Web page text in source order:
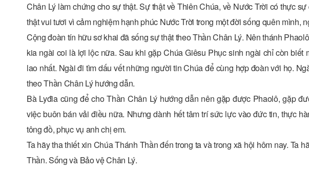
Chân Lý làm chứng cho sự thật. Sự thật về Thiên Chúa, về Nước Trời có thực
thật vui tươi vì cảm nghiệm hạnh phúc Nước Trời trong một đời sống quên mình,
Cộng đoàn tín hữu sơ khai đã sống sự thật theo Thần Chân Lý. Nên thánh
kia ngài coi là lợi lộc nữa. Sau khi gặp Chúa Giêsu Phục sinh ngài chỉ còn biết
lao nhất. Ngài đi tìm dấu vết những người tin Chúa để cùng hợp đoàn với họ.
theo Thần Chân Lý hướng dẫn.
Bà Lyđia cũng để cho Thần Chân Lý hướng dẫn nên gặp được Phaolô, gặp
việc buôn bán vải điều nữa. Nhưng dành hết tâm trí sức lực vào đức tin, thực
tông đồ, phục vụ anh chị em.
Ta hãy tha thiết xin Chúa Thánh Thần đến trong ta và trong xã hội hôm nay. Ta
Thần. Sống và Bảo vệ Chân Lý.